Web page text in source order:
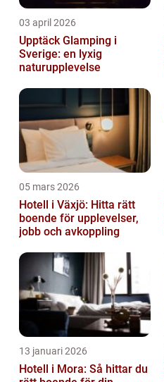
03 april 2026
Upptäck Glamping i
Sverige: en lyxig
naturupplevelse
05 mars 2026
Hotell i Växjö: Hitta rätt
boende för upplevelser,
jobb och avkoppling
13 januari 2026
Hotell i Mora: Så hittar du